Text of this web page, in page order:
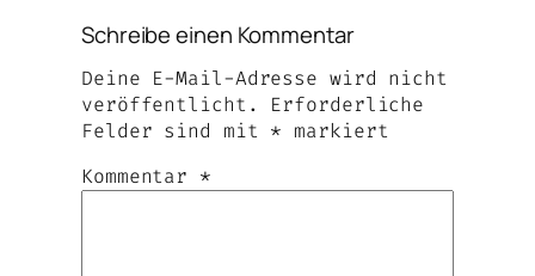
Schreibe einen Kommentar
Deine E-Mail-Adresse wird nicht
veröffentlicht.
Erforderliche
Felder sind mit * markiert
Kommentar *